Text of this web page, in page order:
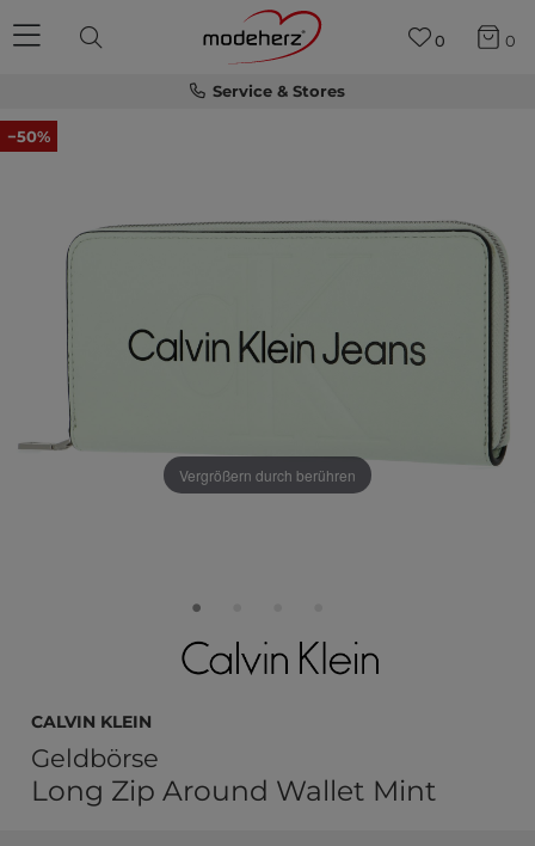
Service & Stores
0 0
−50%
Vergrößern durch berühren
Calvin Klein
Geldbörse
Long Zip Around Wallet Mint